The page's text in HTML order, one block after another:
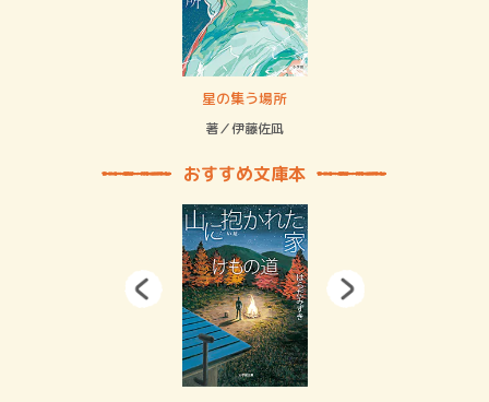
星の集う場所
著／伊藤佐凪
おすすめ文庫本